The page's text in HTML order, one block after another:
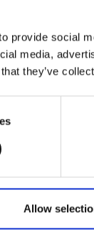
provide social
media,
they’ve
Allow
Köp